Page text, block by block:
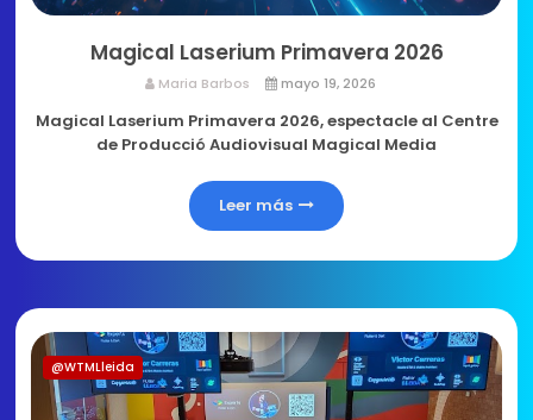
Magical Laserium Primavera 2026
Maria Barbos mayo 19, 2026
Magical Laserium Primavera 2026, espectacle al Centre
de Producció Audiovisual Magical Media
Leer más
@WTMLleida